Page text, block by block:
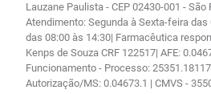
Lauzane Paulista - CEP 02430-001 - São
Atendimento: Segunda à Sexta-feira das
das 08:00 às 14:30| Farmacêutica
Kenps de Souza CRF 122517| AFE:
Funcionamento - Processo:
Autorização/MS: 0.04673.1 | CMVS -